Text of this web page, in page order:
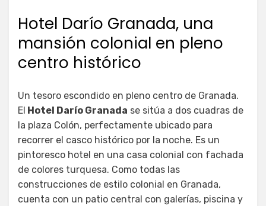
Hotel Darío Granada, una
mansión colonial en pleno
centro histórico
Un tesoro escondido en pleno centro de Granada.
El Hotel Darío Granada se sitúa a dos cuadras de
la plaza Colón, perfectamente ubicado para
recorrer el casco histórico por la noche. Es un
pintoresco hotel en una casa colonial con fachada
de colores turquesa. Como todas las
construcciones de estilo colonial en Granada,
cuenta con un patio central con galerías, piscina y